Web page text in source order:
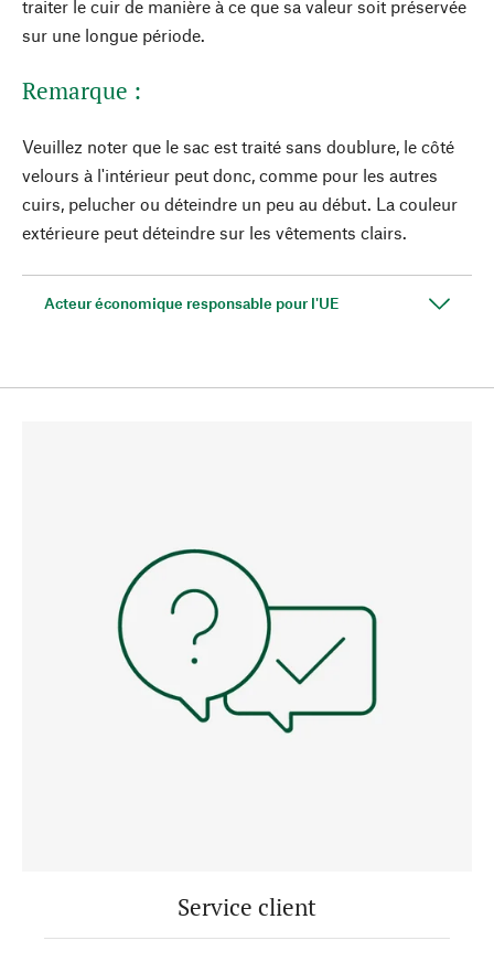
traiter le cuir de manière à ce que sa valeur soit préservée
sur une longue période.
Remarque :
Veuillez noter que le sac est traité sans doublure, le côté
velours à l'intérieur peut donc, comme pour les autres
cuirs, pelucher ou déteindre un peu au début. La couleur
extérieure peut déteindre sur les vêtements clairs.
Acteur économique responsable pour l'UE
Service client